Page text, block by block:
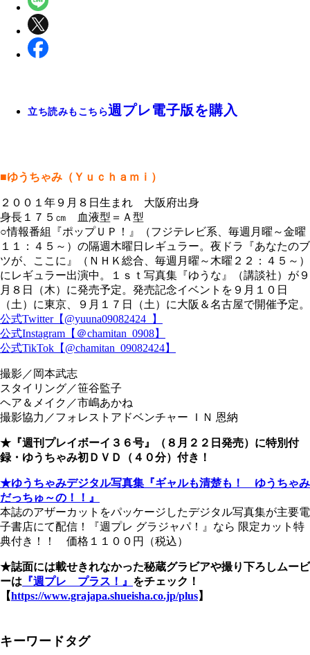
立ち読みもこちら週プレ電子版を購入
■ゆうちゃみ（Ｙｕｃｈａｍｉ）
２００１年９月８日生まれ 大阪府出身
身長１７５㎝ 血液型＝Ａ型
○情報番組『ポップＵＰ！』（フジテレビ系、毎週月曜～金曜
１１：４５～）の隔週木曜日レギュラー。夜ドラ『あなたのブ
ツが、ここに』（ＮＨＫ総合、毎週月曜～木曜２２：４５～）
にレギュラー出演中。１ｓｔ写真集『ゆうな』（講談社）が９
月８日（木）に発売予定。発売記念イベントを９月１０日
（土）に東京、９月１７日（土）に大阪＆名古屋で開催予定。
公式Twitter【@yuuna09082424_】
公式Instagram【＠chamitan_0908】
公式TikTok【@chamitan_09082424】
撮影／岡本武志
スタイリング／笹谷監子
ヘア＆メイク／市嶋あかね
撮影協力／フォレストアドベンチャー ＩＮ 恩納
★『週刊プレイボーイ３６号』（８月２２日発売）に特別付
録・ゆうちゃみ初ＤＶＤ（４０分）付き！
★ゆうちゃみデジタル写真集『ギャルも清楚も！ ゆうちゃみ
だっちゅ～の！！』
本誌のアザーカットをパッケージしたデジタル写真集が主要電
子書店にて配信！『週プレ グラジャパ！』なら 限定カット特
典付き！！ 価格１１００円（税込）
★誌面には載せきれなかった秘蔵グラビアや撮り下ろしムービ
ーは 『週プレ プラス！』 をチェック！
【https://www.grajapa.shueisha.co.jp/plus】
キーワードタグ